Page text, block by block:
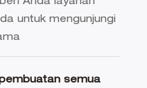
Anda layanan
untuk mengunjungi
semua